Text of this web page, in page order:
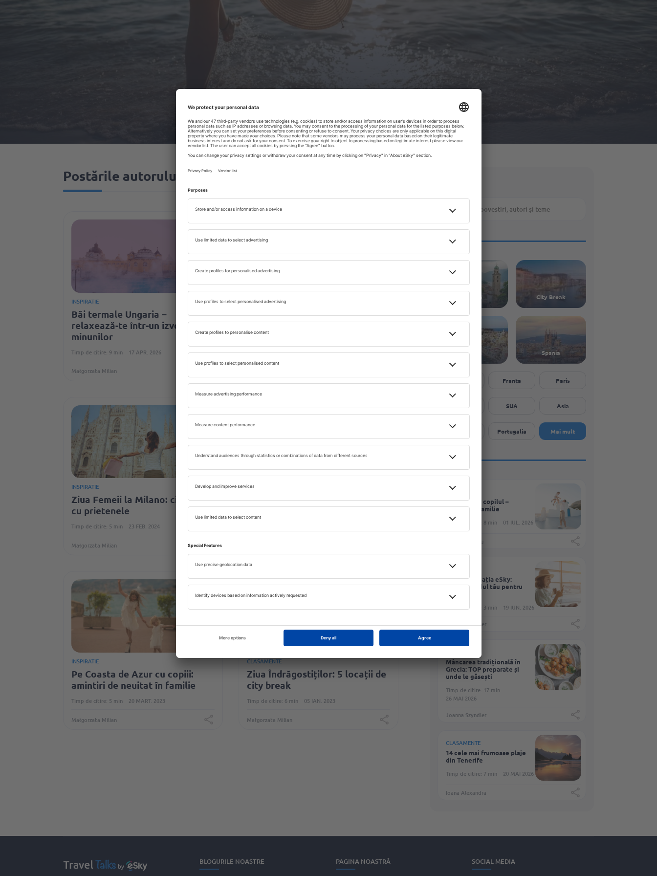
Maroc
Portugalia
Spania
Zanzibar
Germania
Postările autorului
INSPIRATIE
Băi termale Ungaria –
relaxează-te într-un izvor al
minunilor
Timp de citire: 9 min 17 APR. 2026
Małgorzata Milian
INSPIRATIE
Mâncarea turcească, o călătorie
fascinantă printre aromele
Orientului
Timp de citire: 10 min 30 APR. 2024
INSPIRATIE
Ziua Femeii la Milano: city break
cu prietenele
Timp de citire: 5 min 23 FEB. 2024
Małgorzata Milian
CLASAMENTE
TOP 5 hoteluri în Barcelona
INSPIRATIE
Pe Coasta de Azur cu copiii:
amintiri de neuitat ȋn familie
Timp de citire: 5 min 20 MART. 2023
Małgorzata Milian
CLASAMENTE
Ziua Îndrăgostiților: 5 locații de
city break
Timp de citire: 6 min 05 IAN. 2023
Małgorzata Milian
Europa City Break
Italia Spania
Franta Paris
Londra SUA Asia
Portugalia Mai mult
COPIL
În Grecia cu copilul –
vacanță în familie
Timp de citire: 8 min
01 IUL. 2026
Gabriel Popoiu
ȘTIRI
Nou în aplicația eSky:
MAIA – ghidul tău pentru
călătorii
Timp de citire: 3 min
19 IUN. 2026
Joanna Szyndler
Mâncarea tradițională în
Grecia: TOP preparate și
unde le găsești
Timp de citire: 17 min
26 MAI 2026
Joanna Szyndler
CLASAMENTE
14 cele mai frumoase plaje
din Tenerife
Timp de citire: 7 min
20 MAI 2026
Ioana Alexandra
BLOGURILE NOASTRE PAGINA NOASTRĂ SOCIAL MEDIA